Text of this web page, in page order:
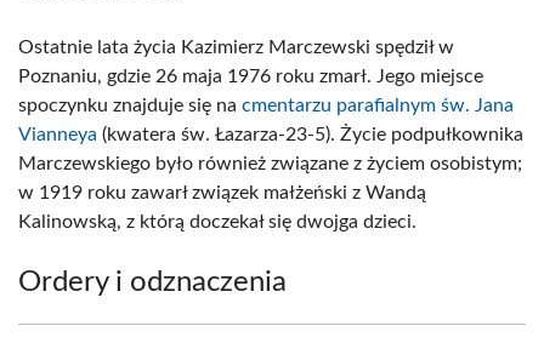
Ostatnie lata życia Kazimierz Marczewski spędził w
Poznaniu, gdzie 26 maja 1976 roku zmarł. Jego miejsce
spoczynku znajduje się na cmentarzu parafialnym św. Jana
Vianneya (kwatera św. Łazarza-23-5). Życie podpułkownika
Marczewskiego było również związane z życiem osobistym;
w 1919 roku zawarł związek małżeński z Wandą
Kalinowską, z którą doczekał się dwojga dzieci.
Ordery i odznaczenia